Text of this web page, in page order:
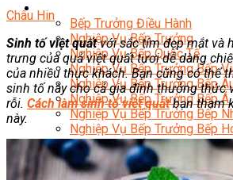
Bạn quan tâm khóa
Học Pha Chế
Nghiệp Vụ Bar Trưởng
Đầu Bếp
Bếp Trưởng Điều Hành
Nghiệp Vụ Bếp Trưởng
Nghiệp Vụ Bếp Quốc Tế
Nghiệp Vụ Bếp Trưởng Bếp
Nghiệp Vụ Bếp Trưởng Bếp
Nghiệp Vụ Bếp Trưởng Bếp Á
Nghiệp Vụ Bếp Trưởng Bếp
Nghiệp Vụ Bếp Trưởng Bếp
Nghiệp Vụ Bếp Hàn
Nghiệp Vụ Bếp Thái
Nghiệp Vụ Bếp Chay
Châu Hin
Sinh tố việt quấtvới sắc tím đẹp mắt và
trưng của quả việt quất tươi dễ dàng
của nhiều thực khách. Bạn cũng có thể
sinh tố này cho cả gia đình thưởng thức
rỗi. Cách làm sinh tố việt quấtbạn tham
này.